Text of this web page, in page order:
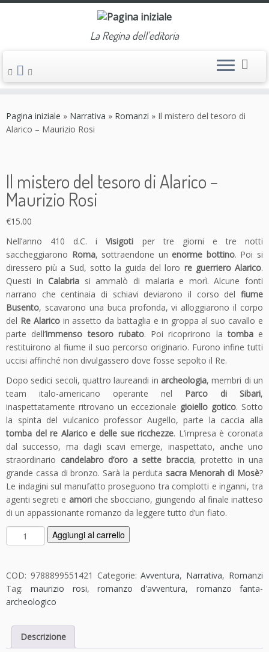
contenuto
La Regina dell'editoria
Pagina iniziale » Narrativa » Romanzi » Il mistero del tesoro di
Alarico – Maurizio Rosi
Il mistero del tesoro di Alarico –
Maurizio Rosi
€15.00
Nell’anno 410 d.C. iVisigoti per tre giorni e tre notti
saccheggiarono Roma, sottraendone un enorme bottino. Poi si
diressero più a Sud, sotto la guida del loro re guerriero Alarico.
Questi inCalabria si ammalò di malaria e morì. Alcune fonti
narrano che centinaia di schiavi deviarono il corso del fiume
Busento, scavarono una buca profonda, vi alloggiarono il corpo
del Re Alaricoin assetto da battaglia e in groppa al suo cavallo e
parte dell’immenso tesoro rubato. Poi ricoprirono latombae
restituirono al fiume il suo percorso originario. Furono infine tutti
uccisi affinché non divulgassero dove fosse sepolto il Re.
Dopo sedici secoli, quattro laureandi in archeologia, membri di un
team italo-americano operante nel Parco di Sibari,
inaspettatamente ritrovano un eccezionale gioiello gotico. Sotto
la spinta del vulcanico professor Augello, parte la caccia alla
tomba del re Alarico e delle sue ricchezze. L’impresa è coronata
dal successo, ma dagli scavi emerge, inaspettato, anche uno
straordinario candelabro d’oro a sette braccia, protetto in una
grande cassa di bronzo. Sarà la perduta sacra Menorah di Mosè?
Le indagini sul manufatto proseguono tra complotti e inganni, tra
agenti segreti e amoriche sbocciano, giungendo al finale inatteso
di un appassionante romanzo da leggere tutto d’un fiato.
I
l
i
s
t
Aggiungi al carrello
COD: 9788899551421 Categorie:Avventura, Narrativa, Romanzi
Tag:maurizio rosi,romanzo d'avventura, romanzo fanta-
archeologico
Descrizione